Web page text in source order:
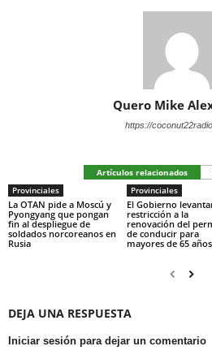
Quero Mike
https://
Artículos relacionados
Provinciales
La OTAN pide a Moscú y
Pyongyang que pongan
fin al despliegue de
soldados norcoreanos en
Rusia
Provinciales
El Gobierno
restricción a la
renovación del
de conducir para
mayores de 65 años
DEJA UNA RESPUESTA
Iniciar sesión para dejar un comentario